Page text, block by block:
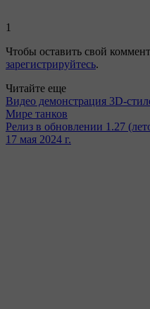
1
Чтобы оставить свой
зарегистрируйтесь.
Читайте еще
Видео демонстрация 3D-
Мире танков
Релиз в обновлении 1.27
17 мая 2024 г.